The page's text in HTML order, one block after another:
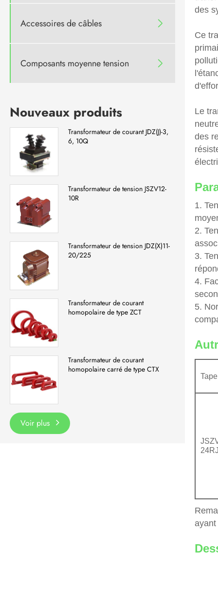
Accessoires de câbles 
Composants moyenne tension 
Nouveaux produits
Transformateur de courant JDZ(J)-3,
6, 10Q
Transformateur de tension JSZV12-
10R
Transformateur de tension JDZ(X)11-
20/225
Transformateur de courant
homopolaire de type ZCT
Transformateur de courant
homopolaire carré de type CTX
Voir plus
des
Ce
Le
des
1.
2.
3.
4.
5.